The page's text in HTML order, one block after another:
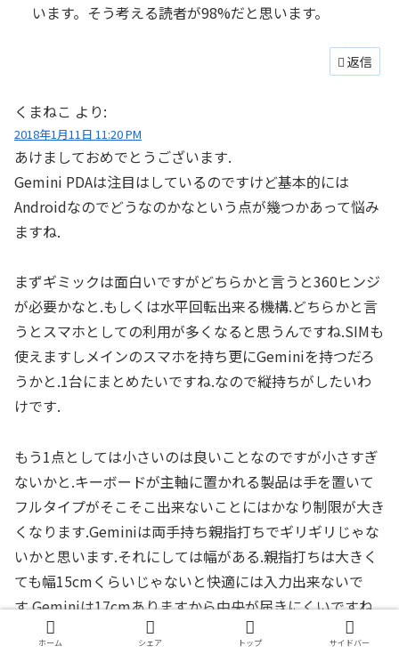
います。そう考える読者が98%だと思います。
返信
くまねこ より:
2018年1月11日 11:20 PM
あけましておめでとうございます.
Gemini PDAは注目はしているのですけど基本的には
Androidなのでどうなのかなという点が幾つかあって悩み
ますね.
まずギミックは面白いですがどちらかと言うと360ヒンジ
が必要かなと.もしくは水平回転出来る機構.どちらかと言
うとスマホとしての利用が多くなると思うんですね.SIMも
使えますしメインのスマホを持ち更にGeminiを持つだろ
うかと.1台にまとめたいですね.なので縦持ちがしたいわ
けです.
もう1点としては小さいのは良いことなのですが小さすぎ
ないかと.キーボードが主軸に置かれる製品は手を置いて
フルタイプがそこそこ出来ないことにはかなり制限が大き
くなります.Geminiは両手持ち親指打ちでギリギリじゃな
いかと思います.それにしては幅がある.親指打ちは大きく
ても幅15cmくらいじゃないと快適には入力出来ないで
す.Geminiは17cmありますから中央が届きにくいですね.
ちょっと頑張って指を伸ばす感覚.
ホーム シェア トップ サイドバー